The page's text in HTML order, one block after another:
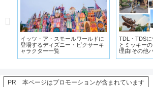
ルトディズニー
ンズ像ができた
内にある銅像を
ディズニーシー20周年イベントは
過去最長の開催期間!限定グッズや
新ショーを紹介!!
PR 本ページはプロモーションが含まれています